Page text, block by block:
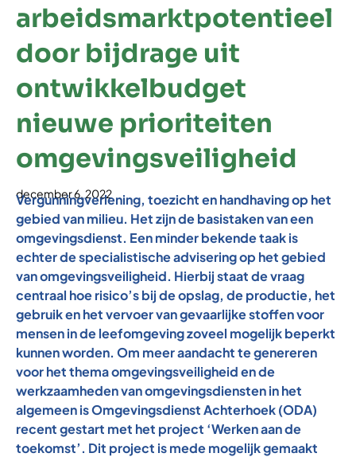
arbeidsmarktpotentieel
door bijdrage uit
ontwikkelbudget
nieuwe prioriteiten
omgevingsveiligheid
december 6, 2022
Vergunningverlening, toezicht en handhaving op het
gebied van milieu. Het zijn de basistaken van een
omgevingsdienst. Een minder bekende taak is
echter de specialistische advisering op het gebied
van omgevingsveiligheid. Hierbij staat de vraag
centraal hoe risico’s bij de opslag, de productie, het
gebruik en het vervoer van gevaarlijke stoffen voor
mensen in de leefomgeving zoveel mogelijk beperkt
kunnen worden. Om meer aandacht te genereren
voor het thema omgevingsveiligheid en de
werkzaamheden van omgevingsdiensten in het
algemeen is Omgevingsdienst Achterhoek (ODA)
recent gestart met het project ‘Werken aan de
toekomst’. Dit project is mede mogelijk gemaakt